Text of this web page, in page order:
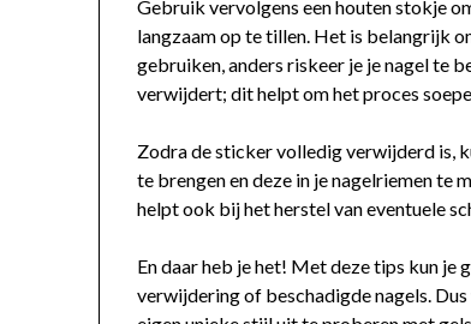
Gebruik vervolgens een houten stokje
langzaam op te tillen. Het is belangrijk
gebruiken, anders riskeer je je nagel te
verwijdert; dit helpt om het proces
Zodra de sticker volledig verwijderd is,
te brengen en deze in je nagelriemen te
helpt ook bij het herstel van eventuele
En daar heb je het! Met deze tips kun
verwijdering of beschadigde nagels.